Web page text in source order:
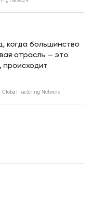
когда большинство
отрасль — это
происходит
Global Factoring Network